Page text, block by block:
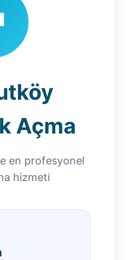
Açma
en profesyonel
hizmeti